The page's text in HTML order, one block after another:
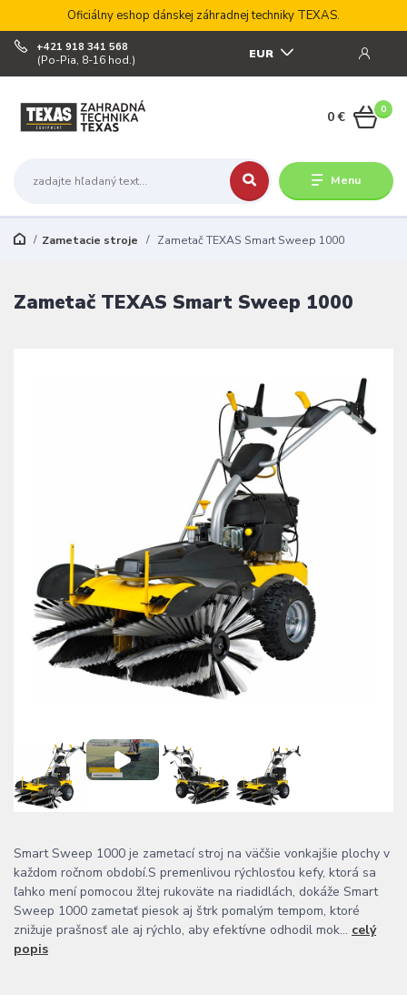
Oficiálny eshop dánskej záhradnej techniky TEXAS.
Menu
EUR
+421 918 341 568
(Po-Pia, 8-16 hod.)
0
0 €
Zametacie stroje Zametač TEXAS Smart Sweep 1000
Zametač TEXAS Smart Sweep 1000
Smart Sweep 1000 je zametací stroj na väčšie vonkajšie plochy v
každom ročnom období.S premenlivou rýchlosťou kefy, ktorá sa
ľahko mení pomocou žltej rukoväte na riadidlách, dokáže Smart
Sweep 1000 zametať piesok aj štrk pomalým tempom, ktoré
znižuje prašnosť ale aj rýchlo, aby efektívne odhodil mok... celý
popis